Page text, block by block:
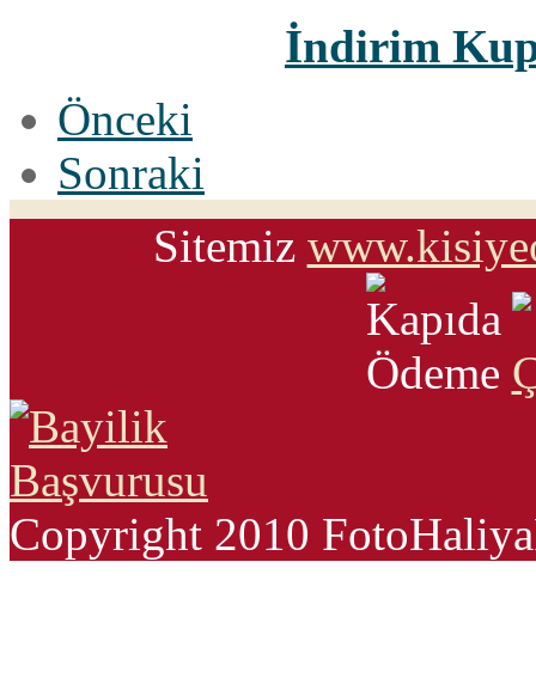
İndirim
Önceki
Sonraki
Sitemiz
Copyright 2010